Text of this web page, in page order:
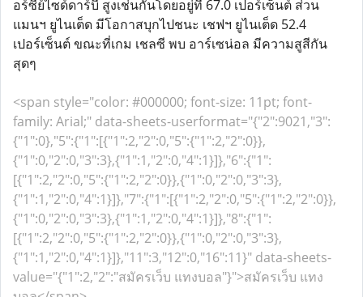
อร์ซี่ย์ไซด์ดาร์บี้ สูงเช่นกันโดยอยู่ที่ 67.0 เปอร์เซ็นต์ ส่วน
แมนฯ ยูไนเต็ด มีโอกาสบุกไปชนะ เชฟฯ ยูไนเต็ด 52.4
เปอร์เซ็นต์ ขณะที่เกม เชลซี พบ อาร์เซน่อล มีความสูสีกัน
สุดๆ
<span style="color: #000000; font-size: 11pt; font-
family: Arial;" data-sheets-userformat="{"2":9021,"3":
{"1":0},"5":{"1":[{"1":2,"2":0,"5":{"1":2,"2":0}},
{"1":0,"2":0,"3":3},{"1":1,"2":0,"4":1}]},"6":{"1":
[{"1":2,"2":0,"5":{"1":2,"2":0}},{"1":0,"2":0,"3":3},
{"1":1,"2":0,"4":1}]},"7":{"1":[{"1":2,"2":0,"5":{"1":2,"2":0}},
{"1":0,"2":0,"3":3},{"1":1,"2":0,"4":1}]},"8":{"1":
[{"1":2,"2":0,"5":{"1":2,"2":0}},{"1":0,"2":0,"3":3},
{"1":1,"2":0,"4":1}]},"11":3,"12":0,"16":11}" data-sheets-
value="{"1":2,"2":"สมัครเว็บ แทงบอล"}">สมัครเว็บ แทง